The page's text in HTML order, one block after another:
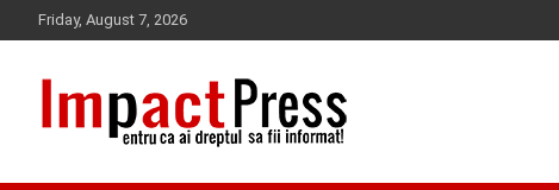
to
Friday, August 7, 2026
IMPACTPRESS